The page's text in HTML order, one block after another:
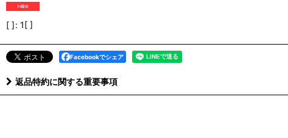
[ ]: 1[ ]
Facebookでシェア
返品特約に関する重要事項